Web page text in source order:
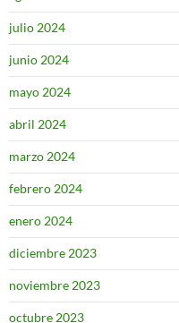
julio 2024
junio 2024
mayo 2024
abril 2024
marzo 2024
febrero 2024
enero 2024
diciembre 2023
noviembre 2023
octubre 2023